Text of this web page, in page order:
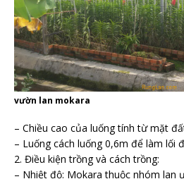
vườn lan mokara
– Chiều cao của luống tính từ mặt
– Luống cách luống 0,6m để làm lối
2. Điều kiện trồng và cách trồng:
– Nhiệt độ: Mokara thuộc nhóm lan